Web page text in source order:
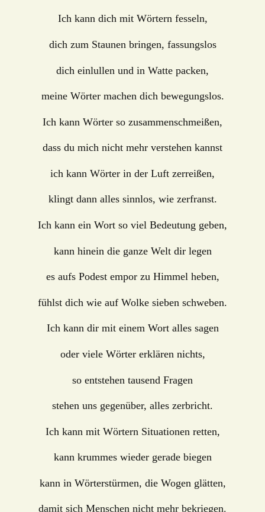
Ich kann dich mit Wörtern fesseln,
dich zum Staunen bringen, fassungslos
dich einlullen und in Watte packen,
meine Wörter machen dich bewegungslos.
Ich kann Wörter so zusammenschmeißen,
dass du mich nicht mehr verstehen kannst
ich kann Wörter in der Luft zerreißen,
klingt dann alles sinnlos, wie zerfranst.
Ich kann ein Wort so viel Bedeutung geben,
kann hinein die ganze Welt dir legen
es aufs Podest empor zu Himmel heben,
fühlst dich wie auf Wolke sieben schweben.
Ich kann dir mit einem Wort alles sagen
oder viele Wörter erklären nichts,
so entstehen tausend Fragen
stehen uns gegenüber, alles zerbricht.
Ich kann mit Wörtern Situationen retten,
kann krummes wieder gerade biegen
kann in Wörterstürmen, die Wogen glätten,
damit sich Menschen nicht mehr bekriegen.